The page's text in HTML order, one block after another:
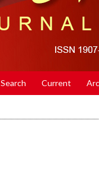
Search Current